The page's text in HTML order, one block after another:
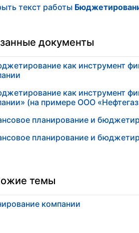
текст работы
документы
как инструмент
как инструмент
(на примере ООО
планирование и
планирование и
темы
компании